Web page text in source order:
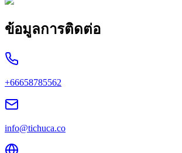
ข้อมูลการติดต่อ
+66658785562
info@tichuca.co